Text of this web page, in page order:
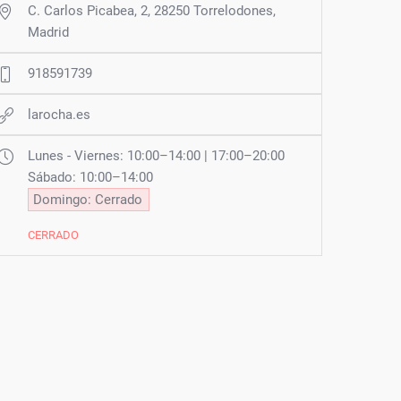
C. Carlos Picabea, 2, 28250 Torrelodones,
Madrid
918591739
larocha.es
Lunes - Viernes: 10:00–14:00 | 17:00–20:00
Sábado: 10:00–14:00
Domingo: Cerrado
CERRADO